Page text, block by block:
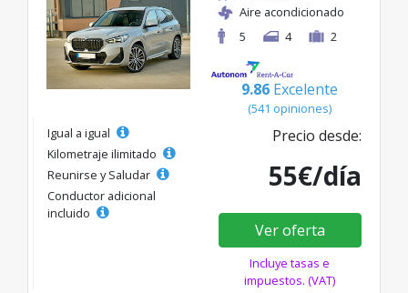
Aire acondicionado
5
4 2
9.86 Excelente
(541 opiniones)
Igual a igual
Kilometraje ilimitado
Reunirse y Saludar
Conductor adicional
incluido
Precio desde:
55€/día
Ver oferta
Incluye tasas e
impuestos. (VAT)